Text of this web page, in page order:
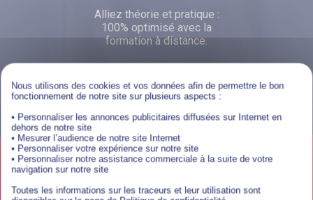
Alliez théorie et pratique :
100% optimisé avec la
formation à distance.
TÉLÉCHARGER UNE DOCUMENTATION
Offres d’emploi en alternance
Nous utilisons des cookies et vos données afin de permettre le bon
fonctionnement de notre site sur plusieurs aspects :
• Personnaliser les annonces publicitaires diffusées sur Internet en
dehors de notre site
• Mesurer l’audience de notre site Internet
• Personnaliser votre expérience sur notre site
• Personnaliser notre assistance commerciale à la suite de votre
navigation sur notre site
Toutes les informations sur les traceurs et leur utilisation sont